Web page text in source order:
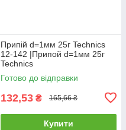
Припій d=1мм 25г Technics
12-142 |Припой d=1мм 25г
Technics
Готово до відправки
132,53 ₴ 165,66 ₴
Купити